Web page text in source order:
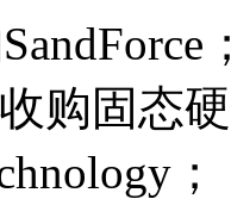
购固态
；